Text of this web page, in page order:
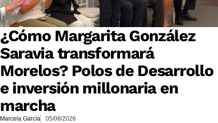
¿Cómo Margarita González
Saravia transformará
Morelos? Polos de Desarrollo
e inversión millonaria en
marcha
Marcela García 05/08/2026